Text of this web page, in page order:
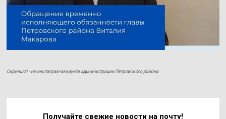
Скриншот - из инстаграм-аккаунта администрации Петровского района
Получайте свежие новости на почту!